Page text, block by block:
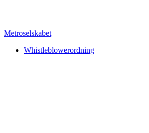
Metroselskabet
Whistleblowerordning